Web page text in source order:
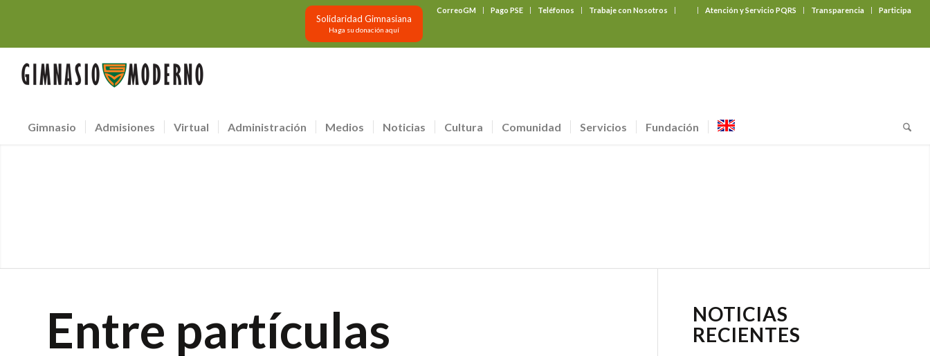
CorreoGM Pago PSE Teléfonos Trabaje con Nosotros Atención y Servicio PQRS Transparencia Participa
Solidaridad Gimnasiana
Haga su donación aquí
Gimnasio Admisiones Virtual Administración Medios Noticias Cultura Comunidad Servicios Fundación
Entre partículas
NOTICIAS
RECIENTES